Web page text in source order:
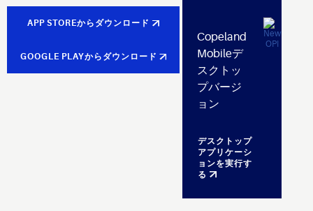
APP STOREからダウンロード
GOOGLE PLAYからダウンロード
Copeland
Mobileデ
スクトッ
プバージ
ョン
デスクトップ
アプリケーシ
ョンを実行す
る